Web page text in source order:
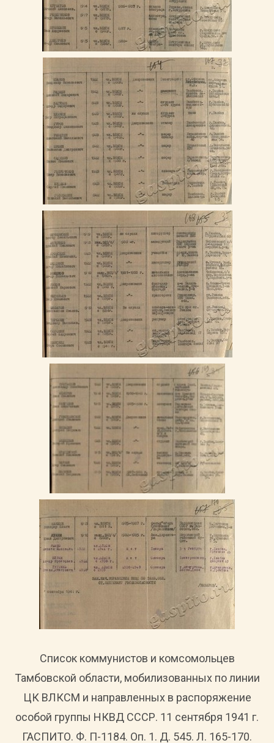
Список коммунистов и комсомольцев
Тамбовской области, мобилизованных по линии
ЦК ВЛКСМ и направленных в распоряжение
особой группы НКВД СССР. 11 сентября 1941 г.
ГАСПИТО. Ф. П-1184. Оп. 1. Д. 545. Л. 165-170.